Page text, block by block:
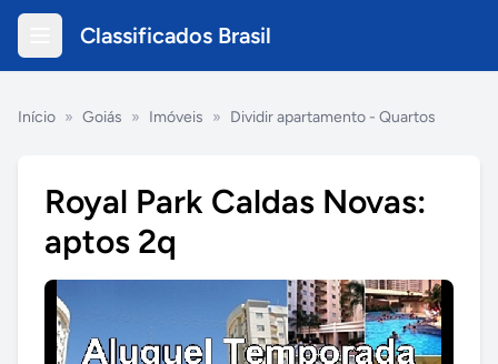
Classificados Brasil
Início » Goiás » Imóveis » Dividir apartamento - Quartos
Royal Park Caldas Novas:
aptos 2q